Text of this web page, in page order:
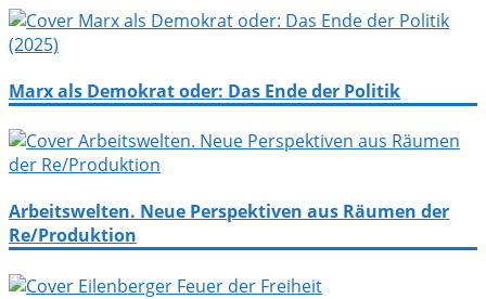
Marx als Demokrat oder: Das Ende der Politik
Arbeitswelten. Neue Perspektiven aus Räumen der
Re/Produktion